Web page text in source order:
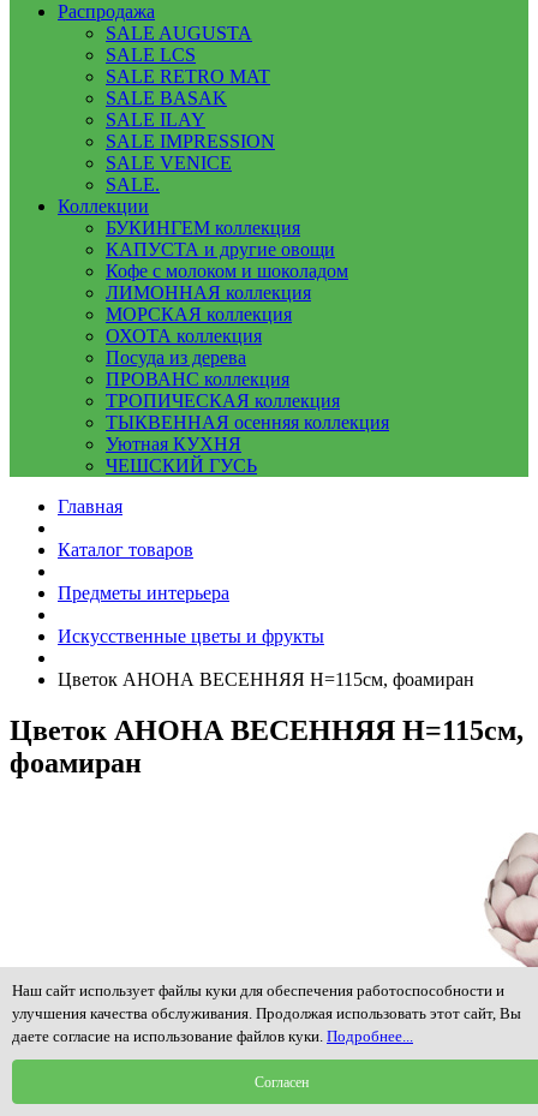
Распродажа
SALE AUGUSTA
SALE LCS
SALE RETRO MAT
SALE BASAK
SALE ILAY
SALE IMPRESSION
SALE VENICE
SALE.
Коллекции
БУКИНГЕМ коллекция
КАПУСТА и другие овощи
Кофе с молоком и шоколадом
ЛИМОННАЯ коллекция
МОРСКАЯ коллекция
ОХОТА коллекция
Посуда из дерева
ПРОВАНС коллекция
ТРОПИЧЕСКАЯ коллекция
ТЫКВЕННАЯ осенняя коллекция
Уютная КУХНЯ
ЧЕШСКИЙ ГУСЬ
Главная
Каталог товаров
Предметы интерьера
Искусственные цветы и фрукты
Цветок АНОНА ВЕСЕННЯЯ H=115см, фоамиран
Цветок АНОНА ВЕСЕННЯЯ H=115см,
фоамиран
Наш сайт использует файлы куки для обеспечения работоспособности и
улучшения качества обслуживания. Продолжая использовать этот сайт, Вы
даете согласие на использование файлов куки. Подробнее...
Согласен